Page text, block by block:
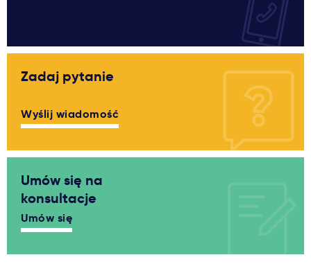
Zadaj pytanie
Wyślij wiadomość
Umów się na
konsultacje
Umów się